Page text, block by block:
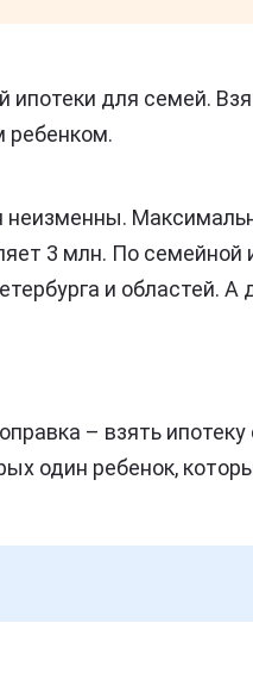
для семей.
ребенком.
3 млн. По
и областей. А
– взять
один ребенок,